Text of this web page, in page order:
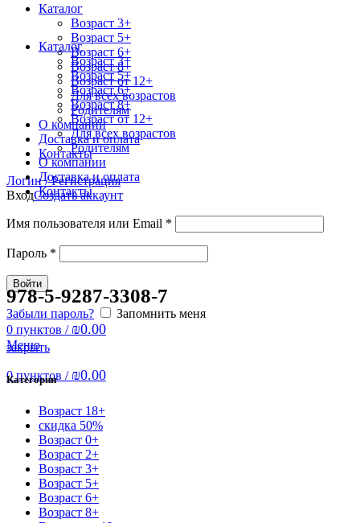
Каталог
Возраст 3+
Возраст 5+
Возраст 6+
Возраст 8+
Возраст от 12+
Для всех возрастов
Родителям
О компании
Доставка и оплата
Контакты
Логин / Регистрация
ВходСоздать аккаунт
Имя пользователя или Email *
Пароль *
Войти
Забыли пароль?
Запомнить меня
0 пунктов / ₪0.00
Меню
0пунктов / ₪0.00
Каталог
Возраст 3+
Возраст 5+
Возраст 6+
Возраст 8+
Возраст от 12+
Для всех возрастов
Родителям
О компании
Доставка и оплата
Контакты
978-5-9287-3308-7
закрыть
Категории
Возраст 18+
скидка 50%
Возраст 0+
Возраст 2+
Возраст 3+
Возраст 5+
Возраст 6+
Возраст 8+